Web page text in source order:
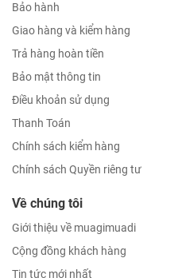
Bảo hành
Giao hàng và kiểm hàng
Trả hàng hoàn tiền
Bảo mật thông tin
Điều khoản sử dụng
Thanh Toán
Chính sách kiểm hàng
Chính sách Quyền riêng tư
Về chúng tôi
Giới thiệu về muagimuadi
Cộng đồng khách hàng
Tin tức mới nhất